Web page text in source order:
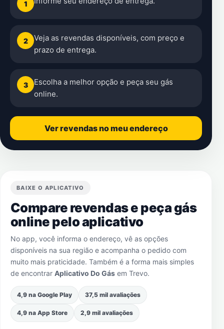
1
2
Veja as revendas disponíveis, com preço e
prazo de entrega.
3
Escolha a melhor opção e peça seu gás
online.
Ver revendas no meu endereço
BAIXE O APLICATIVO
Compare revendas e peça gás
online pelo aplicativo
No app, você informa o endereço, vê as opções
disponíveis na sua região e acompanha o pedido com
muito mais praticidade. Também é a forma mais simples
de encontrar Aplicativo Do Gás em Trevo.
4,9 na Google Play 37,5 mil avaliações
4,9 na App Store 2,9 mil avaliações